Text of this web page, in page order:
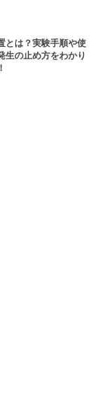
とは？実験手順や使
生の止め方をわかり